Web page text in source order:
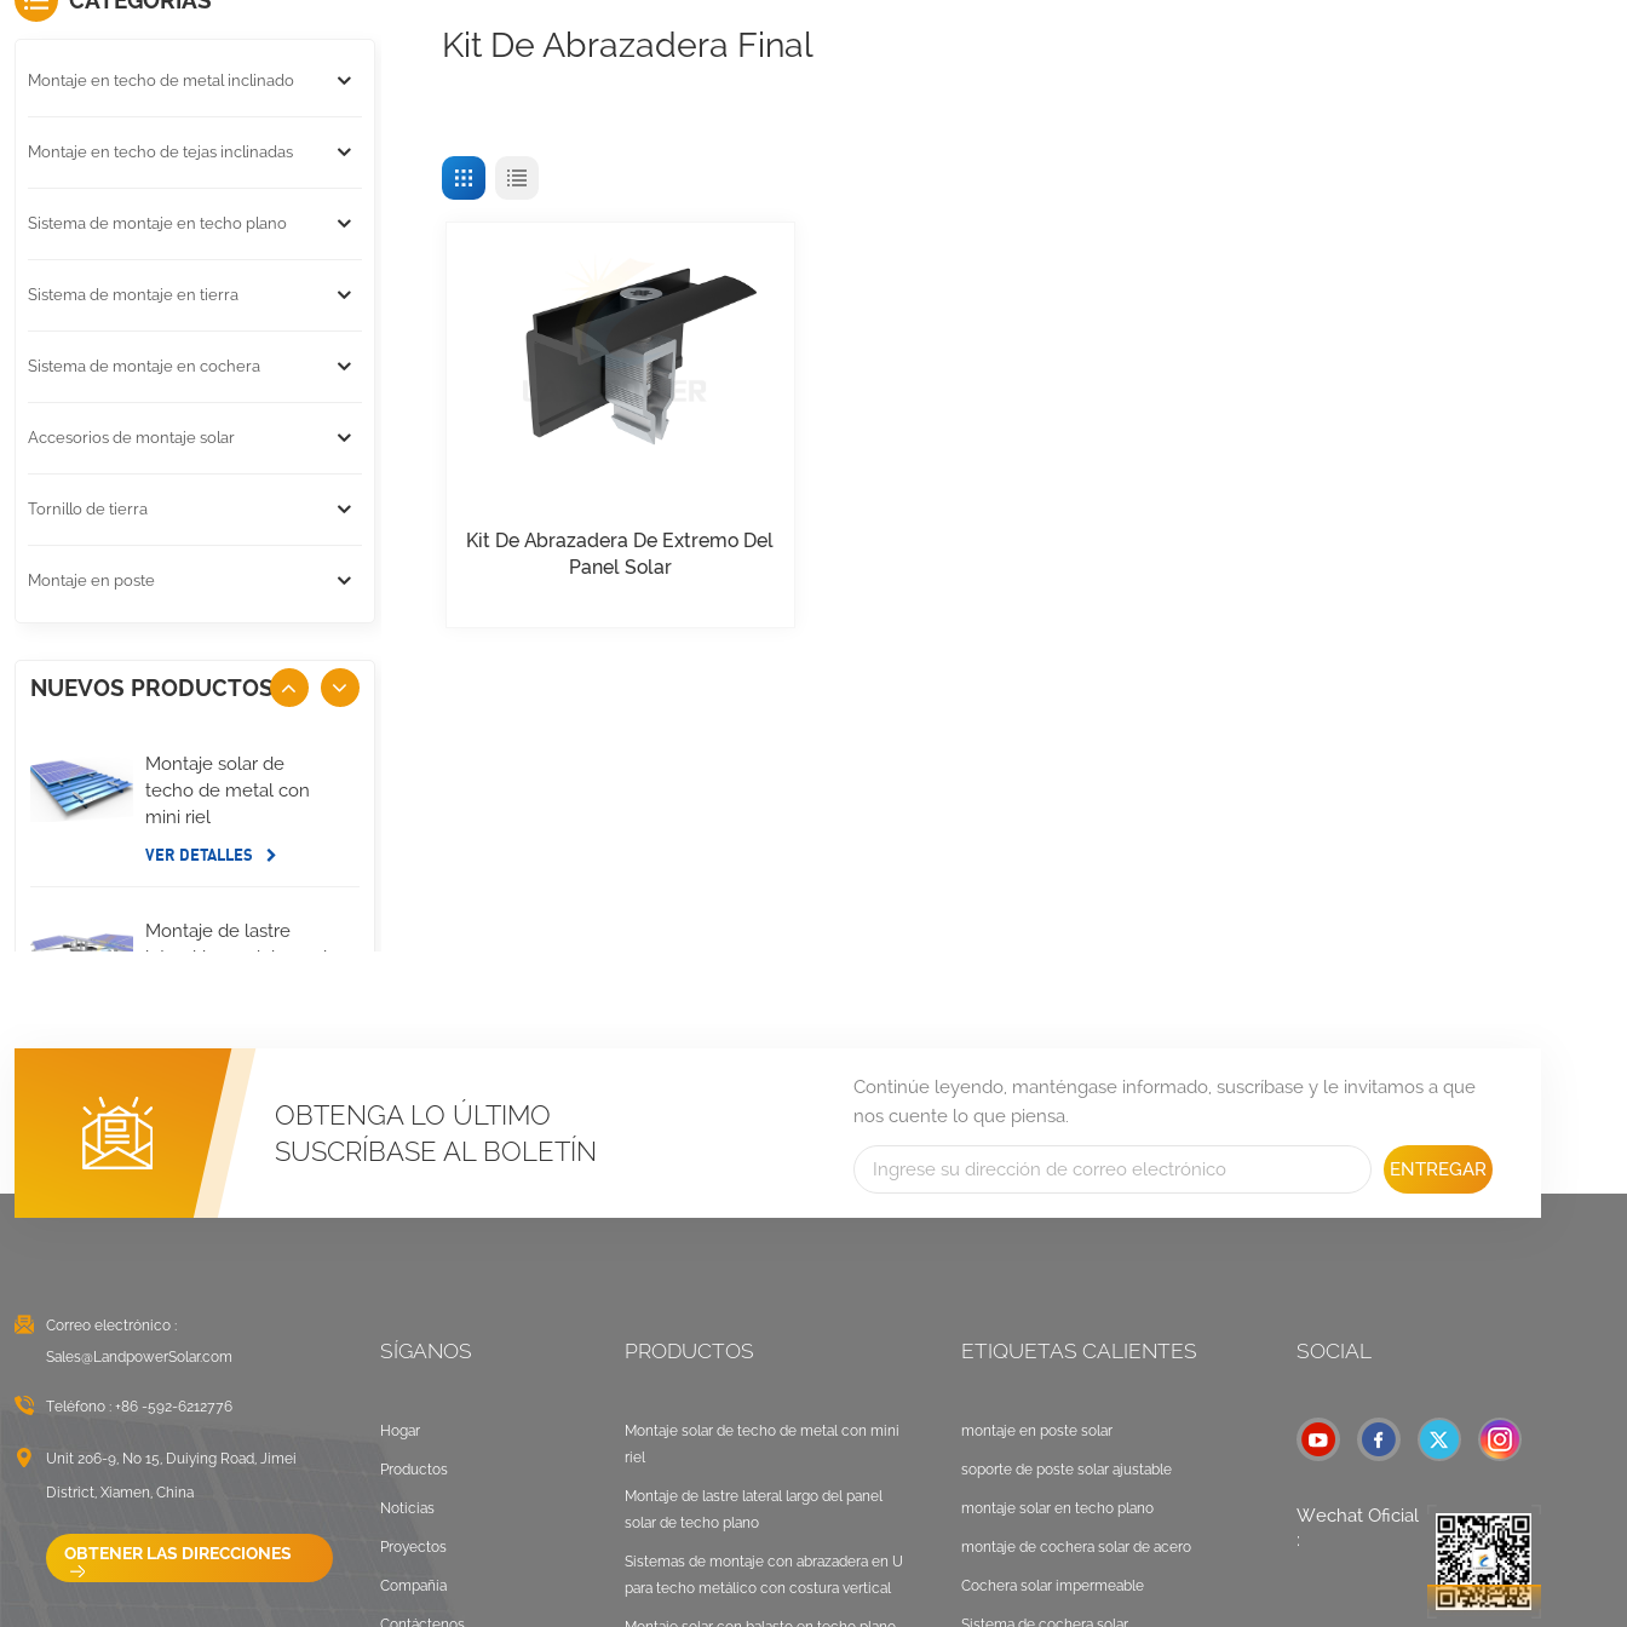
Kit De Abrazadera Final
Kit De Abrazadera De Extremo Del
Panel Solar
Montaje en techo de metal inclinado
Montaje en techo de tejas inclinadas
Sistema de montaje en techo plano
Sistema de montaje en tierra
Sistema de montaje en cochera
Accesorios de montaje solar
Tornillo de tierra
Montaje en poste
NUEVOS PRODUCTOS
Montaje solar de
techo de metal con
mini riel
VER DETALLES
Montaje de lastre
lateral largo del panel
Sistemas de montaje
con abrazadera en U
para techo metálico
con costura vertical
VER DETALLES
plano Este Oeste
VER DETALLES
de rieles largos para
techos corrugados
OBTENGA LO ÚLTIMO
SUSCRÍBASE AL BOLETÍN
Continúe leyendo, manténgase informado, suscríbase y le invitamos a que
nos cuente lo que piensa.
ENTREGAR
Correo electrónico :
Sales@LandpowerSolar.com
Teléfono : +86 -592-6212776
Unit 206-9, No 15, Duiying Road, Jimei
District, Xiamen, China
OBTENER LAS DIRECCIONES
SÍGANOS
Hogar
Productos
Noticias
Proyectos
Compañía
PRODUCTOS
Montaje solar de techo de metal con mini
riel
Montaje de lastre lateral largo del panel
solar de techo plano
Sistemas de montaje con abrazadera en U
para techo metálico con costura vertical
ETIQUETAS CALIENTES
montaje en poste solar
soporte de poste solar ajustable
montaje solar en techo plano
montaje de cochera solar de acero
Cochera solar impermeable
SOCIAL
Wechat Oficial
: